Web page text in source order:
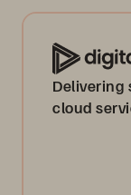
Delivering
cloud